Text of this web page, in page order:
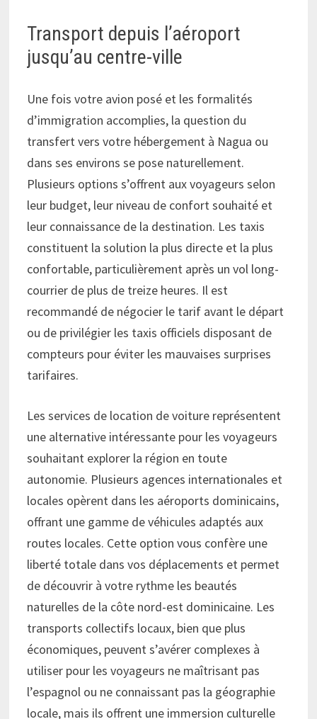
Transport depuis l’aéroport
jusqu’au centre-ville
Une fois votre avion posé et les formalités
d’immigration accomplies, la question du
transfert vers votre hébergement à Nagua ou
dans ses environs se pose naturellement.
Plusieurs options s’offrent aux voyageurs selon
leur budget, leur niveau de confort souhaité et
leur connaissance de la destination. Les taxis
constituent la solution la plus directe et la plus
confortable, particulièrement après un vol long-
courrier de plus de treize heures. Il est
recommandé de négocier le tarif avant le départ
ou de privilégier les taxis officiels disposant de
compteurs pour éviter les mauvaises surprises
tarifaires.
Les services de location de voiture représentent
une alternative intéressante pour les voyageurs
souhaitant explorer la région en toute
autonomie. Plusieurs agences internationales et
locales opèrent dans les aéroports dominicains,
offrant une gamme de véhicules adaptés aux
routes locales. Cette option vous confère une
liberté totale dans vos déplacements et permet
de découvrir à votre rythme les beautés
naturelles de la côte nord-est dominicaine. Les
transports collectifs locaux, bien que plus
économiques, peuvent s’avérer complexes à
utiliser pour les voyageurs ne maîtrisant pas
l’espagnol ou ne connaissant pas la géographie
locale, mais ils offrent une immersion culturelle